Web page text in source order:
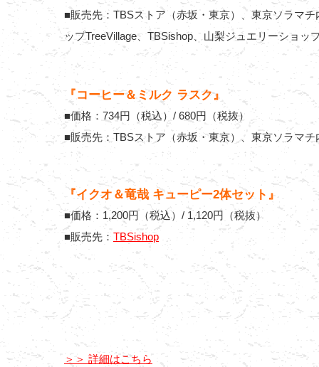
■販売先：TBSストア（赤坂・東京）、東京ソラマ
ップTreeVillage、TBSishop、山梨ジュエリーショ
『コーヒー＆ミルク ラスク』
■価格：734円（税込）/ 680円（税抜）
■販売先：TBSストア（赤坂・東京）、東京ソラマ
『イクオ＆竜哉 キューピー2体セット』
■価格：1,200円（税込）/ 1,120円（税抜）
■販売先： TBSishop
＞＞ 詳細はこちら